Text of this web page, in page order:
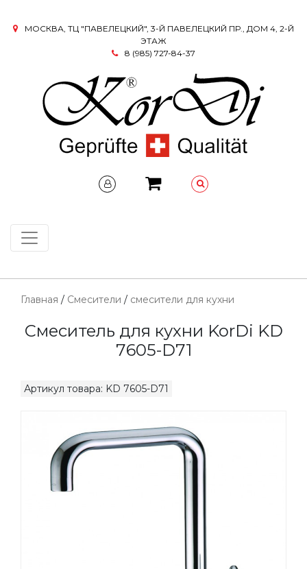
МОСКВА, ТЦ "ПАВЕЛЕЦКИЙ", 3-Й ПАВЕЛЕЦКИЙ ПР., ДОМ 4, 2-Й
ЭТАЖ
8 (985) 727-84-37
Главная / Смесители / смесители для кухни
Смеситель для кухни KorDi KD
7605-D71
Артикул товара: KD 7605-D71